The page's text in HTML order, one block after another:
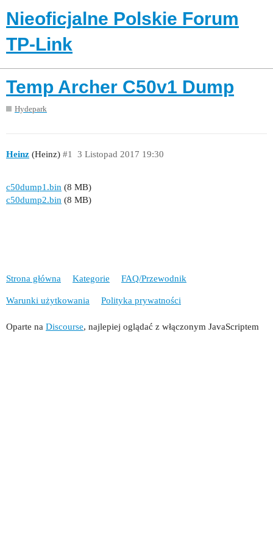
Nieoficjalne Polskie Forum
TP-Link
Temp Archer C50v1 Dump
Hydepark
Heinz (Heinz) 3 Listopad 2017 19:30
#1
c50dump1.bin (8 MB)
c50dump2.bin (8 MB)
Strona główna Kategorie FAQ/Przewodnik
Warunki użytkowania Polityka prywatności
Oparte na Discourse, najlepiej oglądać z włączonym JavaScriptem